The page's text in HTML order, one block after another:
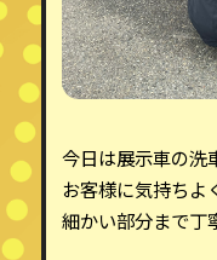
今日は展示車の洗
お客様に気持ちよ
細かい部分まで丁